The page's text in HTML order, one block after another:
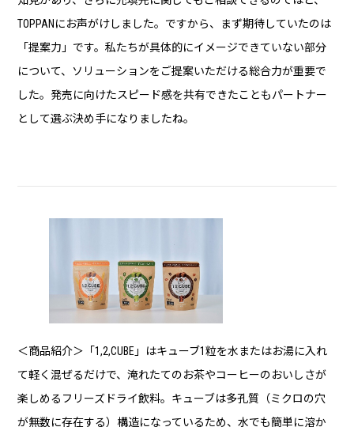
TOPPANにお声がけしました。ですから、まず期待していたのは
「提案力」です。私たちが具体的にイメージできていない部分
について、ソリューションをご提案いただける総合力が重要で
した。発売に向けたスピード感を共有できたこともパートナー
として選ぶ決め手になりましたね。
＜商品紹介＞「1,2,CUBE」はキューブ1粒を水またはお湯に入れ
て軽く混ぜるだけで、淹れたてのお茶やコーヒーのおいしさが
楽しめるフリーズドライ飲料。キューブは多孔質（ミクロの穴
が無数に存在する）構造になっているため、水でも簡単に溶か